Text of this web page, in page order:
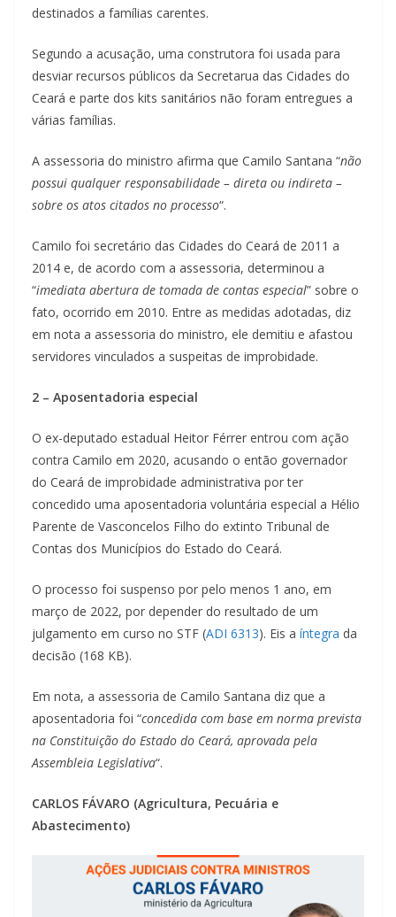
destinados a famílias carentes.
Segundo a acusação, uma construtora foi usada para
desviar recursos públicos da Secretarua das Cidades do
Ceará e parte dos kits sanitários não foram entregues a
várias famílias.
A assessoria do ministro afirma que Camilo Santana “não
possui qualquer responsabilidade – direta ou indireta –
sobre os atos citados no processo“.
Camilo foi secretário das Cidades do Ceará de 2011 a
2014 e, de acordo com a assessoria, determinou a
“imediata abertura de tomada de contas especial” sobre o
fato, ocorrido em 2010. Entre as medidas adotadas, diz
em nota a assessoria do ministro, ele demitiu e afastou
servidores vinculados a suspeitas de improbidade.
2 – Aposentadoria especial
O ex-deputado estadual Heitor Férrer entrou com ação
contra Camilo em 2020, acusando o então governador
do Ceará de improbidade administrativa por ter
concedido uma aposentadoria voluntária especial a Hélio
Parente de Vasconcelos Filho do extinto Tribunal de
Contas dos Municípios do Estado do Ceará.
O processo foi suspenso por pelo menos 1 ano, em
março de 2022, por depender do resultado de um
julgamento em curso no STF (ADI 6313). Eis a íntegra da
decisão (168 KB).
Em nota, a assessoria de Camilo Santana diz que a
aposentadoria foi “concedida com base em norma prevista
na Constituição do Estado do Ceará, aprovada pela
Assembleia Legislativa“.
CARLOS FÁVARO (Agricultura, Pecuária e
Abastecimento)